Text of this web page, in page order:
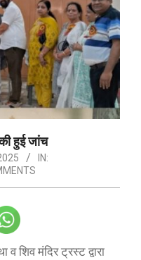
हुई जांच
IN:
शिव मंदिर ट्रस्ट द्वारा